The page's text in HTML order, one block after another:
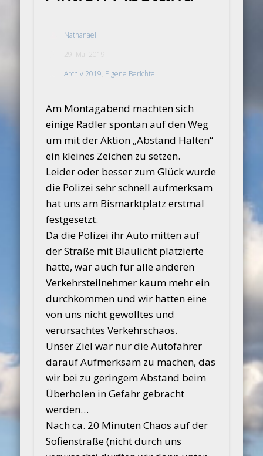
Nathanael
29. Mai 2019
Archiv 2019 Eigene Berichte
Am Montagabend machten sich
einige Radler spontan auf den Weg
um mit der Aktion „Abstand Halten“
ein kleines Zeichen zu setzen.
Leider oder besser zum Glück wurde
die Polizei sehr schnell aufmerksam
hat uns am Bismarktplatz erstmal
festgesetzt.
Da die Polizei ihr Auto mitten auf
der Straße mit Blaulicht platzierte
hatte, war auch für alle anderen
Verkehrsteilnehmer kaum mehr ein
durchkommen und wir hatten eine
von uns nicht gewolltes und
verursachtes Verkehrschaos.
Unser Ziel war nur die Autofahrer
darauf Aufmerksam zu machen, das
wir bei zu geringem Abstand beim
Überholen in Gefahr gebracht
werden…
Nach ca. 20 Minuten Chaos auf der
Sofienstraße (nicht durch uns